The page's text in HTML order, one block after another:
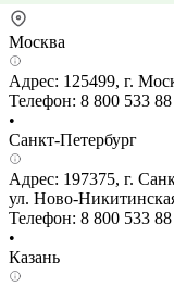
Москва
Адрес: 125499, г.
Телефон: 8 800 533
•
Санкт-Петербург
Адрес: 197375, г.
ул. Ново-
Телефон: 8 800 533
•
Казань